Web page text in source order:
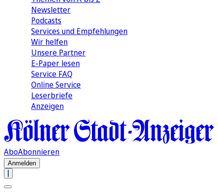
Newsletter
Podcasts
Services und Empfehlungen
Wir helfen
Unsere Partner
E-Paper lesen
Service FAQ
Online Service
Leserbriefe
Anzeigen
AboAbonnieren
Anmelden